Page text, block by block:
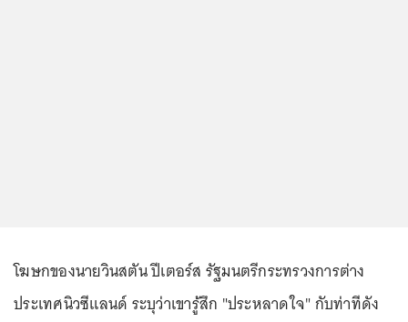
โฆษกของนายวินสตัน ปีเตอร์ส รัฐมนตรีกระทรวงการต่าง
ประเทศนิวซีแลนด์ ระบุว่าเขารู้สึก "ประหลาดใจ" กับท่าทีดัง